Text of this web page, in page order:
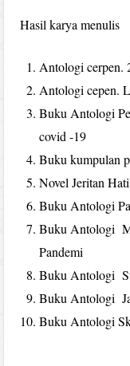
Hasil karya menulis
Antologi cerpen.
Antologi cepen.
Buku Antologi
covid -19
Buku kumpulan
Novel Jeritan
Buku Antologi
Buku Antologi
Pandemi
Buku Antologi
Buku Antologi
Buku Antologi